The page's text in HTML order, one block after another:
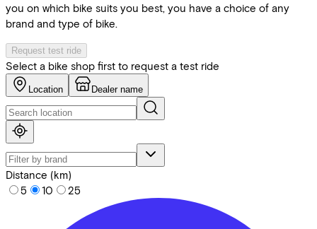
you on which bike suits you best, you have a choice of any
brand and type of bike.
Request test ride
Select a bike shop first to request a test ride
Location Dealer name
Distance (km)
5
10 25